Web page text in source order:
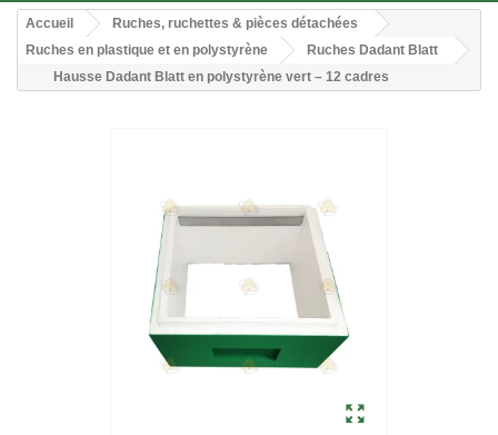
Accueil
Ruches, ruchettes & pièces détachées
Ruches en plastique et en polystyrène
Ruches Dadant Blatt
Hausse Dadant Blatt en polystyrène vert – 12 cadres